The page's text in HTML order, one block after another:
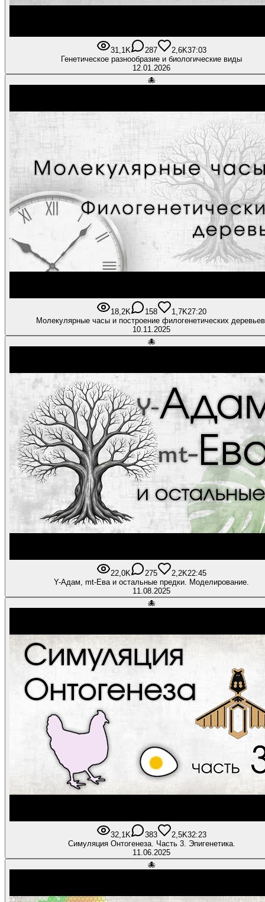
31,1K 287 2,6K37:03
Генетическое разнообразие и биологические виды
12.01.2026
🐙
18,2K 158 1,7K27:20
Молекулярные часы и построение филогенетических
10.11.2025
🐙
22,0K 275 2,2K22:45
Y-Адам, mt-Ева и остальные предки. Моделирование.
11.08.2025
🐙
32,1K 383 2,5K32:23
Симуляция Онтогенеза. Часть 3. Эпигенетика.
11.06.2025
🐙